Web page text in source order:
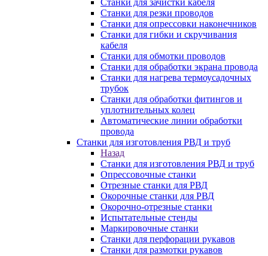
Станки для зачистки кабеля
Станки для резки проводов
Станки для опрессовки наконечников
Станки для гибки и скручивания
кабеля
Станки для обмотки проводов
Станки для обработки экрана провода
Станки для нагрева термоусадочных
трубок
Станки для обработки фитингов и
уплотнительных колец
Автоматические линии обработки
провода
Станки для изготовления РВД и труб
Назад
Станки для изготовления РВД и труб
Опрессовочные станки
Отрезные станки для РВД
Окорочные станки для РВД
Окорочно-отрезные станки
Испытательные стенды
Маркировочные станки
Станки для перфорации рукавов
Станки для размотки рукавов